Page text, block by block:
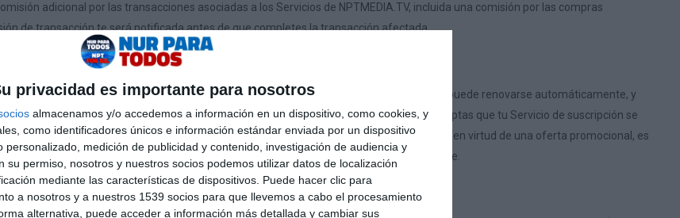
privacidad es importante para nosotros
almacenamos y/o accedemos a información en un dispositivo, como cookies, y
como identificadores únicos e información estándar enviada por un dispositivo
personalizado, medición de publicidad y contenido, investigación de audiencia y
su permiso, nosotros y nuestros socios podemos utilizar datos de localización
mediante las características de dispositivos. Puede hacer clic para
a nosotros y a nuestros 1539 socios para que llevemos a cabo el procesamiento
alternativa, puede acceder a información más detallada y cambiar sus
adicional por las transacciones asociadas a los Servicios de NPTMEDIA.TV, incluida una comisión por las compras
de transacción te será notificada antes de que completes la transacción afectada.
Productos en conexión con los Servicios de NPTMEDIA.TV. El Servicio de suscripción puede renovarse automáticamente, y
para cargarte el pago de los mismos periódicamente antes de cada renovación. Aceptas que tu Servicio de suscripción se
de suscripción hasta que lo canceles. Si te registras en un Servicio de suscripción en virtud de una oferta promocional, es
adicionales. Estos términos, si los hubiere, se te proporcionarán antes de registrarte.
automáticos.